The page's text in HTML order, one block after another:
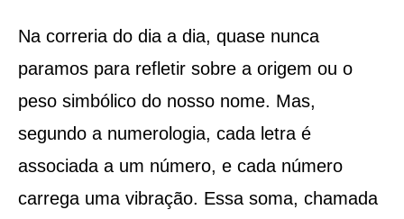
Na correria do dia a dia, quase nunca
paramos para refletir sobre a origem ou o
peso simbólico do nosso nome. Mas,
segundo a numerologia, cada letra é
associada a um número, e cada número
carrega uma vibração. Essa soma, chamada